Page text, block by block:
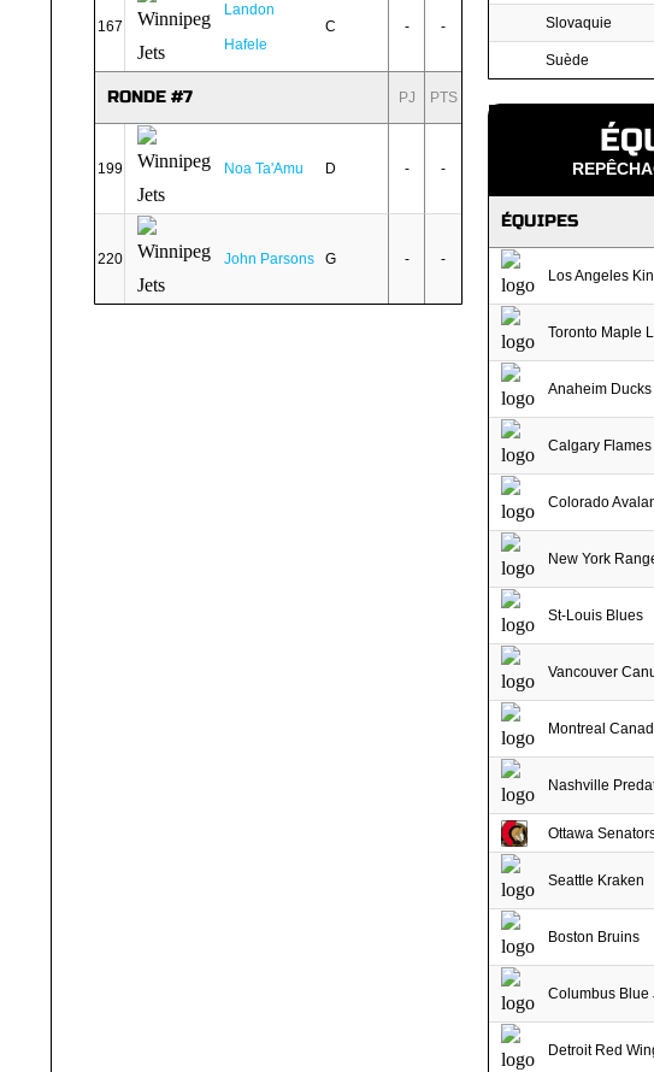
167
Landon
Hafele
C - -
RONDE #7 PJ PTS
199 Noa Ta'Amu D - -
220 John Parsons G - -
Slovaquie
Suède
ÉQUIPES
Los Angeles
Toronto Maple
Anaheim Ducks
Calgary Flames
Colorado
New York
St-Louis Blues
Vancouver
Montreal
Nashville
Ottawa
Seattle Kraken
Boston Bruins
Columbus Blue
Detroit Red